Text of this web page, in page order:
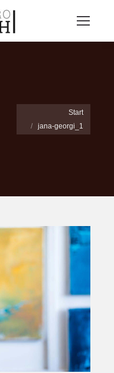
Sie befinden sich hier:
Start
jana-georgi_1